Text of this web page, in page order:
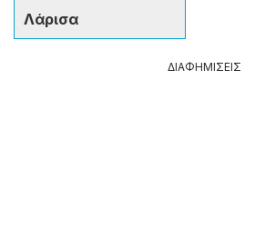
Λάρισα
ΔΙΑΦΗΜΙΣΕΙΣ